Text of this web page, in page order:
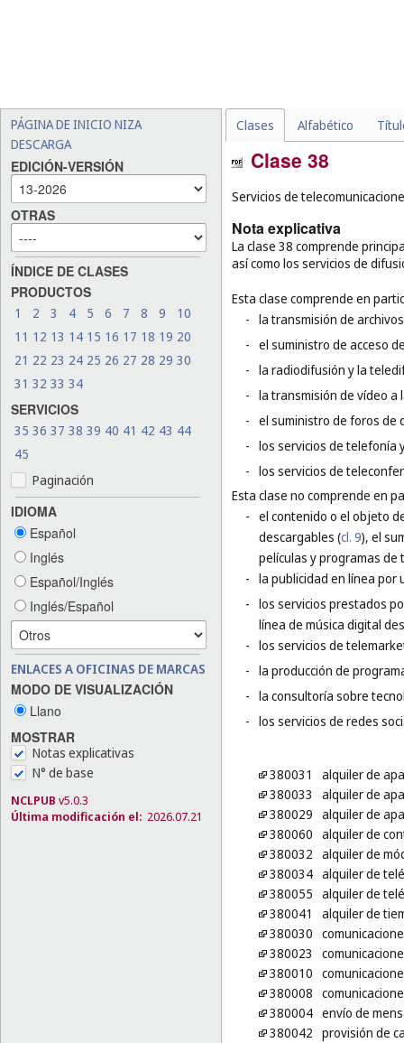
PÁGINA DE INICIO NIZA
DESCARGA
EDICIÓN-VERSIÓN
OTRAS
ÍNDICE DE CLASES
PRODUCTOS
1 2 3 4 5 6 7 8 9
10
11 12 13 14 15 16 17 18 19 20
21 22 23 24 25 26 27 28 29 30
31 32 33 34
SERVICIOS
35 36 37 38 39 40 41 42 43 44
45
Paginación
IDIOMA
Español
Inglés
Español/Inglés
Inglés/Español
ENLACES A OFICINAS DE MARCAS
MODO DE VISUALIZACIÓN
Llano
MOSTRAR
Notas explicativas
N° de base
NCLPUB v5.0.3
Última modificación el: 2026.07.21
Clases Alfabético
Clase 38
Servicios de
Nota explicativa
La clase 38 comprende
así como los servicios de
Esta clase comprende en
- la transmisión de
- el suministro de acceso
- la radiodifusión y la
- la transmisión de vídeo a
- el suministro de foros de
- los servicios de telefonía
- los servicios de
Esta clase no comprende en
- el contenido o el objeto
descargables (cl. 9), el
películas y programas de
- la publicidad en línea por
- los servicios prestados
línea de música digital
- los servicios de
- la producción de
- la consultoría sobre
- los servicios de redes
380031
alquiler de
380033
alquiler de
380029 alquiler de
380060 alquiler de
380032 alquiler de
380034 alquiler de
380055 alquiler de
380041
alquiler de
380030
380023
380010
380008
380004 envío de
380042 provisión de